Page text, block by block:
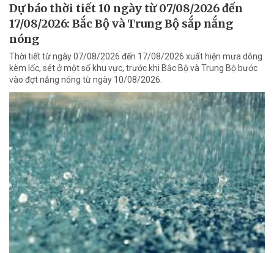
Dự báo thời tiết 10 ngày từ 07/08/2026 đến
17/08/2026: Bắc Bộ và Trung Bộ sắp nắng
nóng
Thời tiết từ ngày 07/08/2026 đến 17/08/2026 xuất hiện mưa dông
kèm lốc, sét ở một số khu vực, trước khi Bắc Bộ và Trung Bộ bước
vào đợt nắng nóng từ ngày 10/08/2026.